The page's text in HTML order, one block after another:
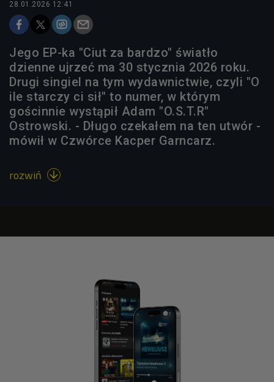
28.01.2026 12:41
Jego EP-ka "Ciut za bardzo" światło
dzienne ujrzeć ma 30 stycznia 2026 roku.
Drugi singiel na tym wydawnictwie, czyli "O
ile starczy ci sił" to numer, w którym
gościnnie wystąpił Adam "O.S.T.R"
Ostrowski. - Długo czekałem na ten utwór -
mówił w Czwórce Kacper Garncarz.
rozwiń 